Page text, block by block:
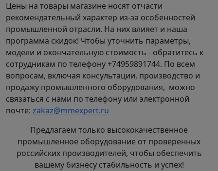
Цены на товары магазине носят отчасти
рекомендательный характер из-за особенностей
промышленной отрасли. На них влияет и наша
программа скидок! Чтобы уточнить параметры,
модели и окончательную стоимость - обратитесь к
сотрудникам по телефону +74959891744. По всем
вопросам, включая консультации, производство и
продажу промышленного оборудования, можно
связаться с нами по телефону или электронной
почте: zakaz@mmexpert.ru
Предлагаем только высококачественное
промышленное оборудование от проверенных
российских производителей, чтобы обеспечить
вашему бизнесу стабильность и успех!